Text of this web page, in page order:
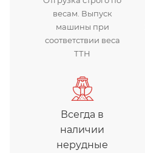
весам. Выпуск
машины при
соответствии веса
ТТН
Всегда в
наличии
нерудные